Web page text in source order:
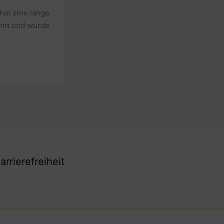
eine lange
und wurde